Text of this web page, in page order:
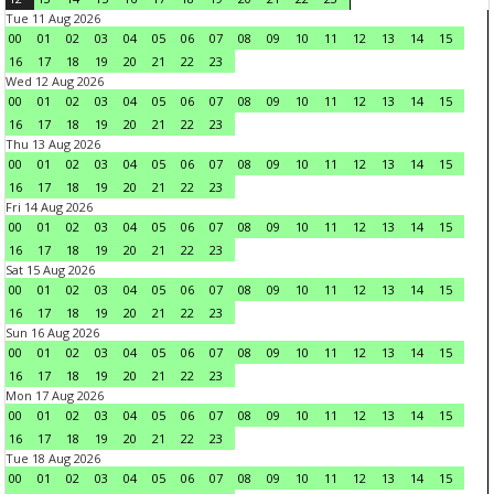
Tue 11 Aug 2026
00
01 02 03 04 05 06 07 08 09 10 11 12 13 14
15
16
17 18 19 20 21 22
23
Wed 12 Aug 2026
00
01 02 03 04 05 06 07 08 09 10 11 12 13 14
15
16
17 18 19 20 21 22
23
Thu 13 Aug 2026
00
01 02 03 04 05 06 07 08 09 10 11 12 13 14
15
16
17 18 19 20 21 22
23
Fri 14 Aug 2026
00
01 02 03 04 05 06 07 08 09 10 11 12 13 14
15
16
17 18 19 20 21 22
23
Sat 15 Aug 2026
00
01 02 03 04 05 06 07 08 09 10 11 12 13 14
15
16
17 18 19 20 21 22
23
Sun 16 Aug 2026
00
01 02 03 04 05 06 07 08 09 10 11 12 13 14
15
16
17 18 19 20 21 22
23
Mon 17 Aug 2026
00
01 02 03 04 05 06 07 08 09 10 11 12 13 14
15
16
17 18 19 20 21 22
23
Tue 18 Aug 2026
00
01 02 03 04 05 06 07 08 09 10 11 12 13 14
15